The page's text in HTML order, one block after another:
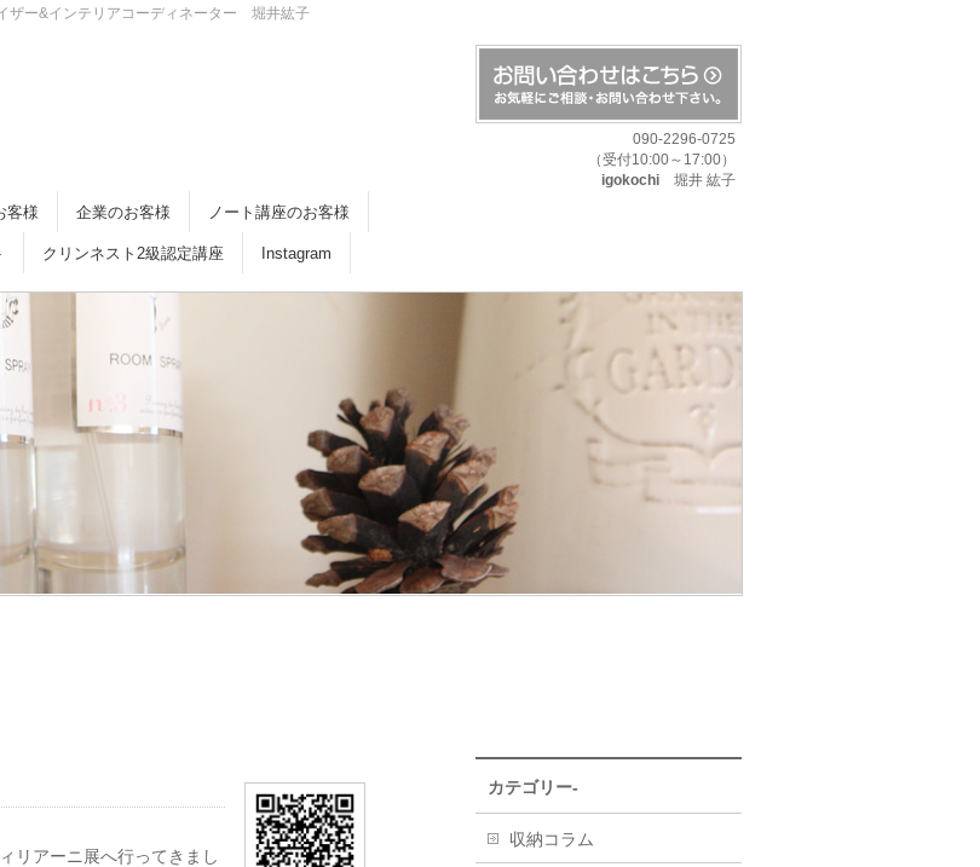
ザー&インテリアコーディネーター 堀井紘子
090-2296-0725
（受付10:00～17:00）
igokochi 堀井 紘子
客様 企業のお客様 ノート講座のお客様
クリンネスト2級認定講座 Instagram
リアーニ展へ行ってきまし
カテゴリー-
収納コラム